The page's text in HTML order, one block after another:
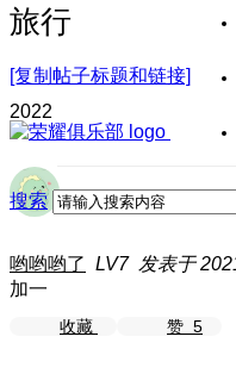
搜索
旅行
[复制帖子标题和链接]
2022
哟哟哟了 LV7 发表于
加一
收藏 赞 5